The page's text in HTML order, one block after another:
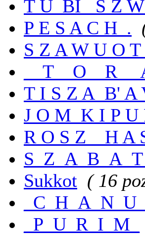
T U_BI_ S Z
P E S A C H_.
S Z A W U O T_
__T__O__R__
T I S Z A_B' A
J O M_K I P U
R O S Z__H A
S_Z_A_B_A_T
Sukkot ( 16
_P_U_R_I_M_